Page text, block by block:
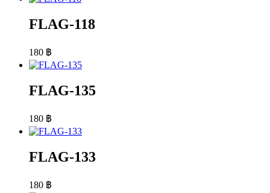
FLAG-118
180 ฿
FLAG-135
180 ฿
FLAG-133
180 ฿